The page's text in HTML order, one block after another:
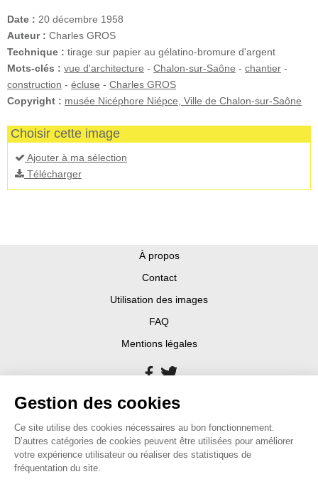
Date : 20 décembre 1958
Auteur : Charles GROS
Technique : tirage sur papier au gélatino-bromure d'argent
Mots-clés : vue d'architecture - Chalon-sur-Saône - chantier -
construction - écluse - Charles GROS
Copyright : musée Nicéphore Niépce, Ville de Chalon-sur-Saône
Choisir cette image
Ajouter à ma sélection
Télécharger
À propos
Contact
Utilisation des images
FAQ
Mentions légales
Gestion des cookies
Ce site utilise des cookies nécessaires au bon fonctionnement.
D’autres catégories de cookies peuvent être utilisées pour améliorer
votre expérience utilisateur ou réaliser des statistiques de
fréquentation du site.